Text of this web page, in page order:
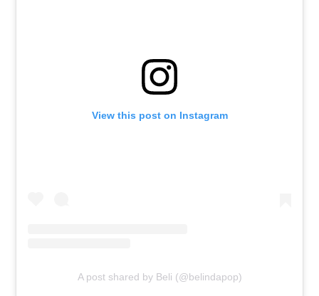
View this post on Instagram
A post shared by Beli (@belindapop)